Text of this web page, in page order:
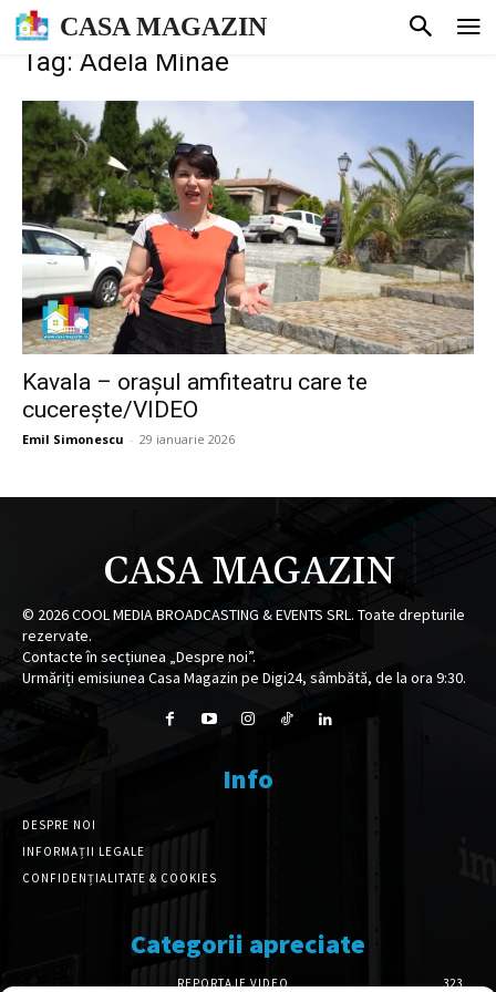
CASA MAGAZIN
Tag: Adela Minae
Kavala – orașul amfiteatru care te
cucerește/VIDEO
Emil Simonescu - 29 ianuarie 2026
CASA MAGAZIN
© 2026COOL MEDIA BROADCASTING & EVENTS SRL. Toate drepturile
rezervate.
Contacte în secțiunea „Despre noi”.
Urmăriți emisiunea Casa Magazin pe Digi24, sâmbătă, de la ora 9:30.
Info
DESPRE NOI
INFORMAȚII LEGALE
CONFIDENȚIALITATE & COOKIES
Categorii apreciate
REPORTAJE VIDEO 323